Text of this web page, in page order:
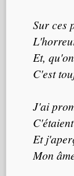
Sur ces
Et,
C'est
J'ai
Et
Mon